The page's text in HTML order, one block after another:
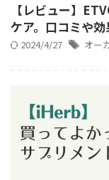
【レビュー】
ケア。口コミや効
2024/4/27 オー